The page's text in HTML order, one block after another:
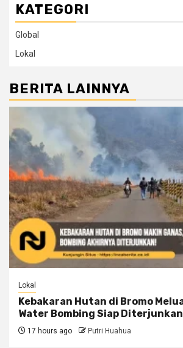
KATEGORI
Global
Lokal
BERITA LAINNYA
Lokal
Kebakaran Hutan di Bromo
Water Bombing Siap Diterjunkan
17 hours ago Putri Huahua